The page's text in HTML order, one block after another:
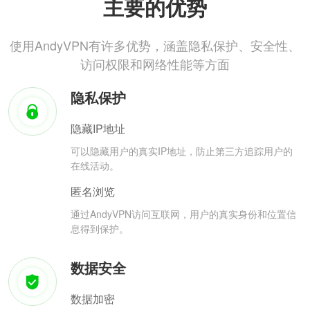
主要的优势
使用AndyVPN有许多优势，涵盖隐私保护、安全性、
访问权限和网络性能等方面
隐私保护
隐藏IP地址
可以隐藏用户的真实IP地址，防止第三方追踪用户的
在线活动。
匿名浏览
通过AndyVPN访问互联网，用户的真实身份和位置信
息得到保护。
数据安全
数据加密